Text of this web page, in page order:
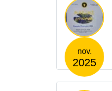
nov.
2025